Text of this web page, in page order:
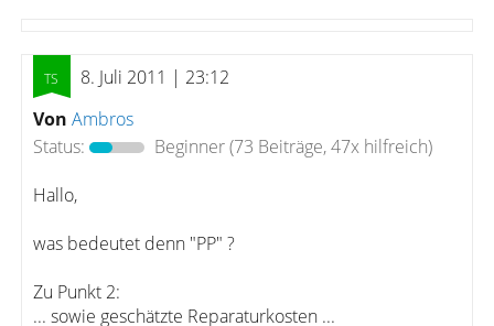
8. Juli 2011 | 23:12
Von Ambros
Status:
Beginner(73 Beiträge, 47x hilfreich)
Hallo,
was bedeutet denn "PP" ?
Zu Punkt 2:
... sowie geschätzte Reparaturkosten ...